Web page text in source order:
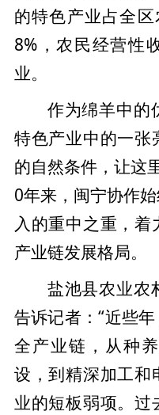
的特色产业占全
8%，农民经营性
业。
作为绵羊中的
特色产业中的一张
的自然条件，让这
0年来，闽宁协作
入的重中之重，
产业链发展格局。
盐池县农业农
告诉记者：“近些
全产业链，从种
设，到精深加工和
业的短板弱项。过